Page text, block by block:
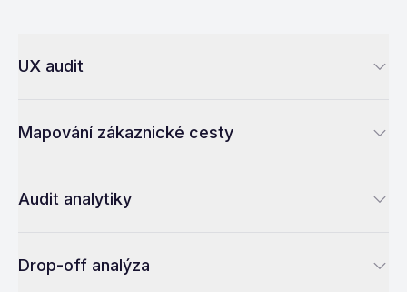
UX audit
Mapování zákaznické cesty
Audit analytiky
Drop-off analýza